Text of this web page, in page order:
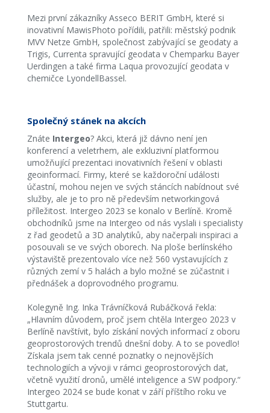
Mezi první zákazníky Asseco BERIT GmbH, které si
inovativní MawisPhoto pořídili, patřili: městský podnik
MVV Netze GmbH, společnost zabývající se geodaty a
Trigis, Currenta spravující geodata v Chemparku Bayer
Uerdingen a také firma Laqua provozující geodata v
chemičce LyondellBassel.
Společný stánek na akcích
Znáte Intergeo? Akci, která již dávno není jen
konferencí a veletrhem, ale exkluzivní platformou
umožňující prezentaci inovativních řešení v oblasti
geoinformací. Firmy, které se každoroční události
účastní, mohou nejen ve svých stáncích nabídnout své
služby, ale je to pro ně především networkingová
příležitost. Intergeo 2023 se konalo v Berlíně. Kromě
obchodníků jsme na Intergeo od nás vyslali i specialisty
z řad geodetů a 3D analytiků, aby načerpali inspiraci a
posouvali se ve svých oborech. Na ploše berlínského
výstaviště prezentovalo více než 560 vystavujících z
různých zemí v 5 halách a bylo možné se zúčastnit i
přednášek a doprovodného programu.
Kolegyně Ing. Inka Trávníčková Rubáčková řekla:
„Hlavním důvodem, proč jsem chtěla Intergeo 2023 v
Berlíně navštívit, bylo získání nových informací z oboru
geoprostorových trendů dnešní doby. A to se povedlo!
Získala jsem tak cenné poznatky o nejnovějších
technologiích a vývoji v rámci geoprostorových dat,
včetně využití dronů, umělé inteligence a SW podpory.“
Intergeo 2024 se bude konat v září příštího roku ve
Stuttgartu.